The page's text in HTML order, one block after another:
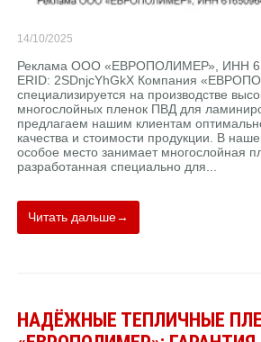
14/10/2025
Реклама ООО «ЕВРОПОЛИМЕР», ИНН
ERID: 2SDnjcYhGkX Компания
специализируется на производстве
многослойных пленок ПВД для
предлагаем нашим клиентам
качества и стоимости продукции. В
особое место занимает многослойная
разработанная специально для...
Читать дальше→
НАДЁЖНЫЕ ТЕПЛИЧНЫЕ